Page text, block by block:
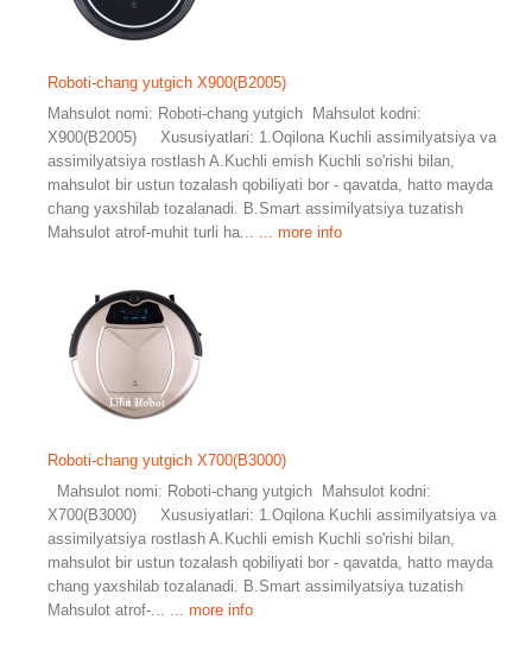
Roboti-chang yutgich X900(B2005)
Mahsulot nomi: Roboti-chang yutgich Mahsulot kodni:
X900(B2005) Xususiyatlari: 1.Oqilona Kuchli assimilyatsiya va
assimilyatsiya rostlash A.Kuchli emish Kuchli so'rishi bilan,
mahsulot bir ustun tozalash qobiliyati bor - qavatda, hatto mayda
chang yaxshilab tozalanadi. B.Smart assimilyatsiya tuzatish
Mahsulot atrof-muhit turli ha...
... more info
Roboti-chang yutgich X700(B3000)
Mahsulot nomi: Roboti-chang yutgich Mahsulot kodni:
X700(B3000) Xususiyatlari: 1.Oqilona Kuchli assimilyatsiya va
assimilyatsiya rostlash A.Kuchli emish Kuchli so'rishi bilan,
mahsulot bir ustun tozalash qobiliyati bor - qavatda, hatto mayda
chang yaxshilab tozalanadi. B.Smart assimilyatsiya tuzatish
Mahsulot atrof-...
... more info